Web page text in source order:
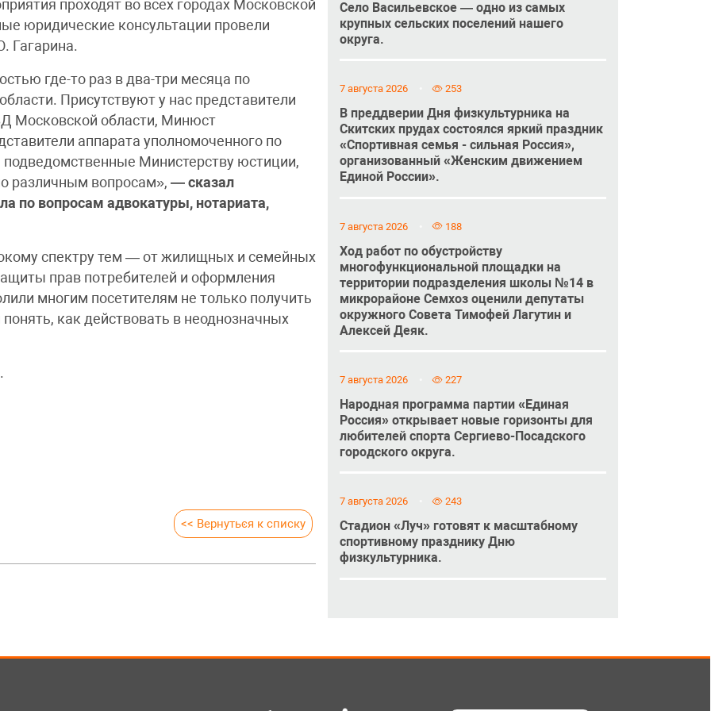
проходят во всех городах Московской
юридические консультации провели
Гагарина.
где-то раз в два-три месяца по
Присутствуют у нас представители
Московской области, Минюст
аппарата уполномоченного по
Министерству юстиции,
различным вопросам»,— сказал
по вопросам адвокатуры, нотариата,
спектру тем — от жилищных и семейных
прав потребителей и оформления
многим посетителям не только получить
как действовать в неоднозначных
<< Вернуться к списку
Село Васильевское — одно из самых
крупных сельских поселений нашего
округа.
7 августа 2026 253
В преддверии Дня физкультурника на
Скитских прудах состоялся яркий праздник
«Спортивная семья - сильная Россия»,
организованный «Женским движением
Единой России».
7 августа 2026 188
Ход работ по обустройству
многофункциональной площадки на
территории подразделения школы №14 в
микрорайоне Семхоз оценили депутаты
окружного Совета Тимофей Лагутин и
Алексей Деяк.
7 августа 2026 227
Народная программа партии «Единая
Россия» открывает новые горизонты для
любителей спорта Сергиево-Посадского
городского округа.
7 августа 2026 243
Стадион «Луч» готовят к масштабному
спортивному празднику Дню
физкультурника.